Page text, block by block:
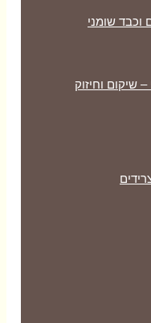
וכבד שומני
שיקום וחיזוק